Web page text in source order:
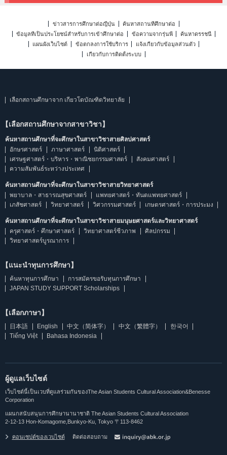
ข่าวสารการศึกษาต่อญี่ปุ่น
ค้นหาสถานที่ศึกษาต่อ
ข้อมูลที่เป็นประโยชน์สำหรับการเข้าศึกษาต่อ
ข้อความจากรุ่นพี่
ค้นหาดรรชนี
แผนผังเว็บไซต์
ข้อตกลงการใช้บริการ
แจ้งเกี่ยวกับข้อมูลส่วนตัว
เกี่ยวกับการติดตั้งระบบ
เลือกสถานศึกษาจาก เกียวโตบัณฑิตวิทยาลัย
【เลือกสถานศึกษาจากสาขาวิชา】
ค้นหาสถานศึกษาที่จะศึกษาในสาขาวิชาสายศิลปศาสตร์
อักษรศาสตร์
ภาษาศาสตร์
นิติศาสตร์
เศรษฐศาสตร์・บริหาร・พาณิชยกรรมศาสตร์
สังคมศาสตร์
ความสัมพันธ์ระหว่างประเทศ
ค้นหาสถานศึกษาที่จะศึกษาในสาขาวิชาสายวิทยาศาสตร์
พยาบาล・สาธารณสุขศาสตร์
แพทยศาสตร์・ทันตแพทยศาสตร์
เภสัชศาสตร์
วิทยาศาสตร์ วิศวกรรมศาสตร์ เกษตรศาสตร์・การประมง
ค้นหาสถานศึกษาที่จะศึกษาในสาขาวิชาสายมนุษยศาสตร์และวิทยาศาสตร์
ครุศาสตร์・ศึกษาศาสตร์
วิทยาศาสตร์ชีวภาพ
ศิลปกรรม
วิทยาศาสตร์บูรณาการ
【แนะนำทุนการศึกษา】
ค้นหาทุนการศึกษา
การสมัครขอรับทุนการศึกษา
JAPAN STUDY SUPPORT Scholarships
【เลือกภาษา】
日本語 English 中文（简体字） 中文（繁體字）
한국어
Tiếng Việt
Bahasa Indonesia
ผู้ดูแลเว็บไซต์
เว็บไซต์นี้เป็นเวบที่ดูแลร่วมกันของThe Asian Students Cultural Association&Benesse
Corporation
แผนกสนับสนุนการศึกษานานาชาติ The Asian Students Cultural Association
2-12-13 Hon-Komagome,Bunkyo-Ku, Tokyo 〒113-8462
คอนเซปต์ของเวบไซต์ ติดต่อสอบถาม